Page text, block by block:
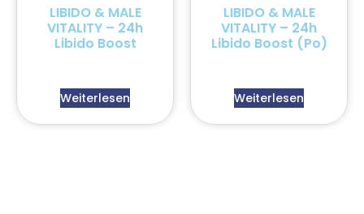
LIBIDO & MALE
VITALITY – 24h
Libido Boost
Weiterlesen
LIBIDO & MALE
VITALITY – 24h
Libido Boost (Po)
Weiterlesen